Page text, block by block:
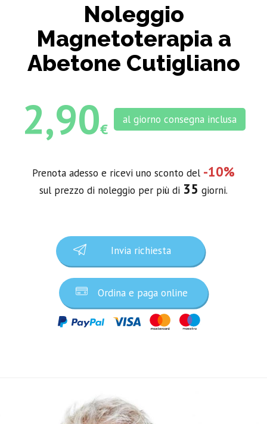
Noleggio
Magnetoterapia a
Abetone Cutigliano
2,90€
al giorno consegna inclusa
Prenota adesso e ricevi uno sconto del -10%
sul prezzo di noleggio per più di 35 giorni.
Invia richiesta
Ordina e paga online